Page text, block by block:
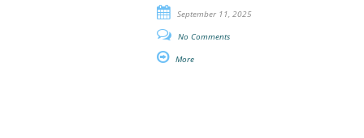
September 11, 2025
No Comments
More